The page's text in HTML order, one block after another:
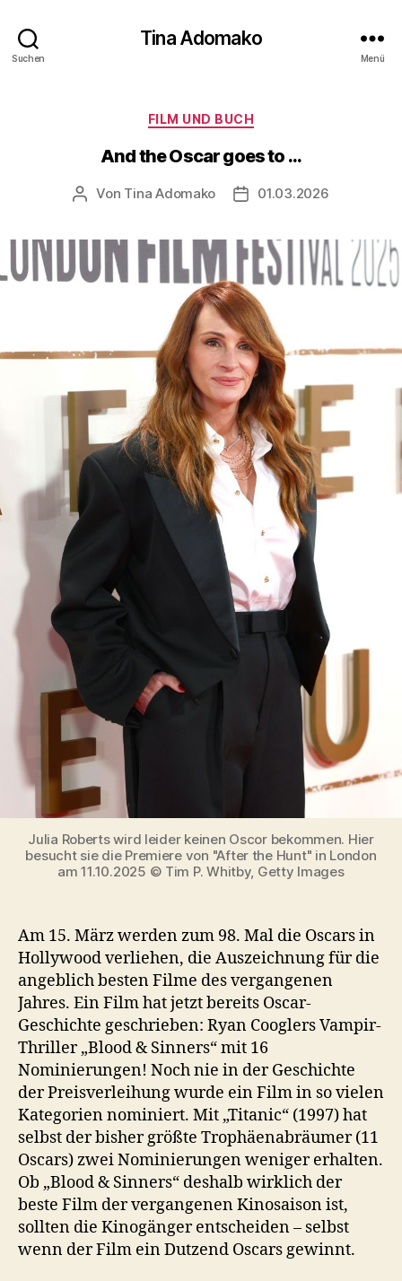
Suchen
Tina Adomako
Menü
Kategorien
FILM UND BUCH
And the Oscar goes to …
Beitragsautor
Von Tina Adomako Veröffentlichungsdatum
01.03.2026
Julia Roberts wird leider keinen Oscor bekommen. Hier
besucht sie die Premiere von "After the Hunt" in London
am 11.10.2025 © Tim P. Whitby, Getty Images
Am 15. März werden zum 98. Mal die Oscars in
Hollywood verliehen, die Auszeichnung für die
angeblich besten Filme des vergangenen
Jahres. Ein Film hat jetzt bereits Oscar-
Geschichte geschrieben: Ryan Cooglers Vampir-
Thriller „Blood & Sinners“ mit 16
Nominierungen! Noch nie in der Geschichte
der Preisverleihung wurde ein Film in so vielen
Kategorien nominiert. Mit „Titanic“ (1997) hat
selbst der bisher größte Trophäenabräumer (11
Oscars) zwei Nominierungen weniger erhalten.
Ob „Blood & Sinners“ deshalb wirklich der
beste Film der vergangenen Kinosaison ist,
sollten die Kinogänger entscheiden – selbst
wenn der Film ein Dutzend Oscars gewinnt.